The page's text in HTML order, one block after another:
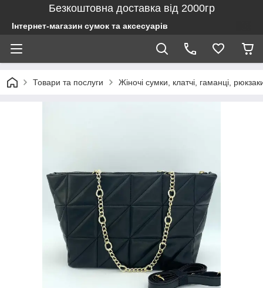
Безкоштовна доставка від 2000гр
Інтернет-магазин сумок та аксесуарів
Товари та послуги Жіночі сумки, клатчі, гаманці,